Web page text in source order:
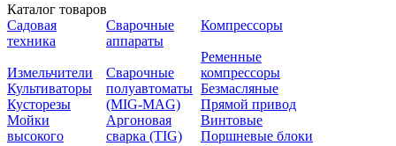
Каталог товаров
Садовая
техника
Измельчители
Культиваторы
Кусторезы
Мойки
высокого
Сварочные
аппараты
Сварочные
полуавтоматы
(MIG-MAG)
Аргоновая
сварка (TIG)
Компрессоры
Ременные
компрессоры
Безмасляные
Прямой привод
Винтовые
Поршневые блоки